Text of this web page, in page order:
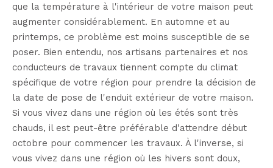
que la température à l'intérieur de votre maison peut
augmenter considérablement. En automne et au
printemps, ce problème est moins susceptible de se
poser. Bien entendu, nos artisans partenaires et nos
conducteurs de travaux tiennent compte du climat
spécifique de votre région pour prendre la décision de
la date de pose de l'enduit extérieur de votre maison.
Si vous vivez dans une région où les étés sont très
chauds, il est peut-être préférable d'attendre début
octobre pour commencer les travaux. À l'inverse, si
vous vivez dans une région où les hivers sont doux,